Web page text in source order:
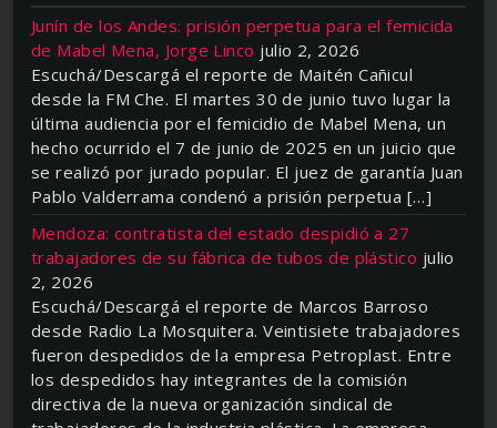
Junín de los Andes: prisión perpetua para el femicida
de Mabel Mena, Jorge Linco julio 2, 2026
Escuchá/Descargá el reporte de Maitén Cañicul
desde la FM Che. El martes 30 de junio tuvo lugar la
última audiencia por el femicidio de Mabel Mena, un
hecho ocurrido el 7 de junio de 2025 en un juicio que
se realizó por jurado popular. El juez de garantía Juan
Pablo Valderrama condenó a prisión perpetua […]
Mendoza: contratista del estado despidió a 27
trabajadores de su fábrica de tubos de plástico julio
2, 2026
Escuchá/Descargá el reporte de Marcos Barroso
desde Radio La Mosquitera. Veintisiete trabajadores
fueron despedidos de la empresa Petroplast. Entre
los despedidos hay integrantes de la comisión
directiva de la nueva organización sindical de